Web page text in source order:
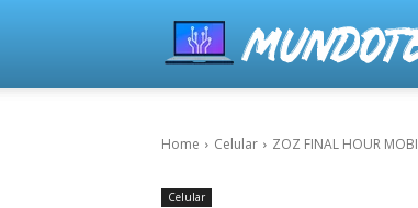
Home Celular ZOZ FINAL HOUR
Celular